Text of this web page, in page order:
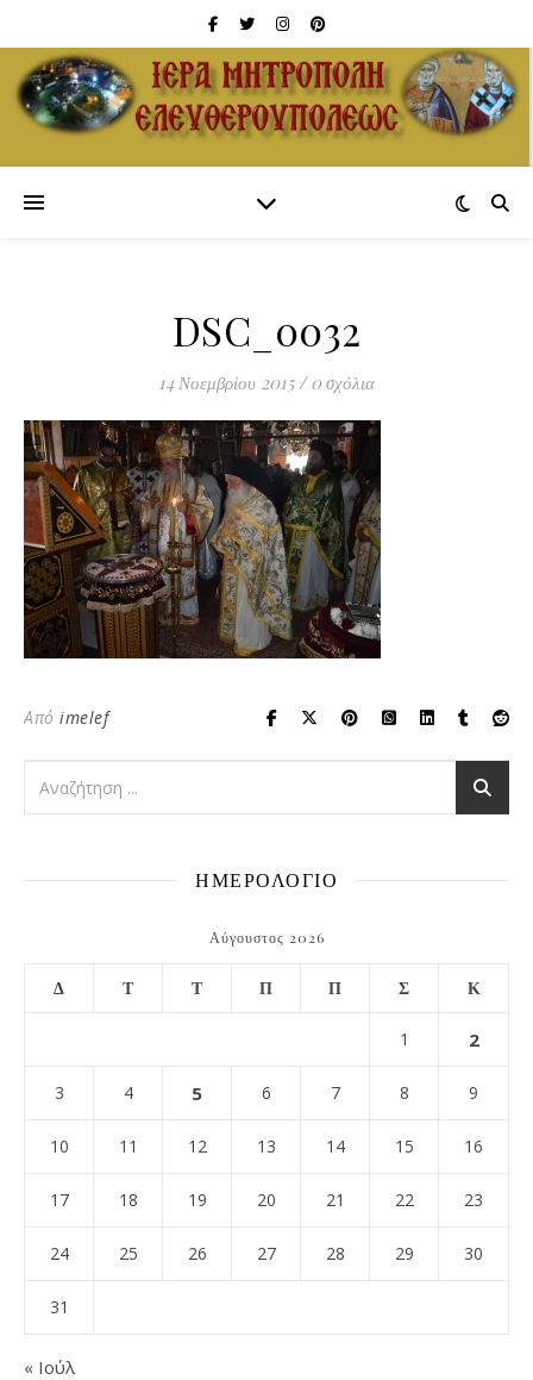
DSC_0032
14 Νοεμβρίου 2015 / 0 σχόλια
Από imelef
ΗΜΕΡΟΛΟΓΙΟ
Αύγουστος 2026
Δ Τ Τ Π Π Σ Κ
1 2
3 4 5 6 7 8 9
10 11 12 13 14 15 16
17 18 19 20 21 22 23
24 25 26 27 28 29 30
31
« Ιούλ